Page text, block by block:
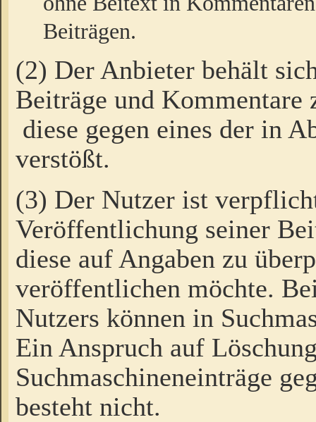
Beiträgen.
(2) Der Anbieter behält
Beiträge und Kommentare
diese gegen eines der in
verstößt.
(3) Der Nutzer ist
Veröffentlichung seiner
diese auf Angaben zu
veröffentlichen möchte.
Nutzers können in
Ein Anspruch auf
Suchmaschineneinträge
besteht nicht.